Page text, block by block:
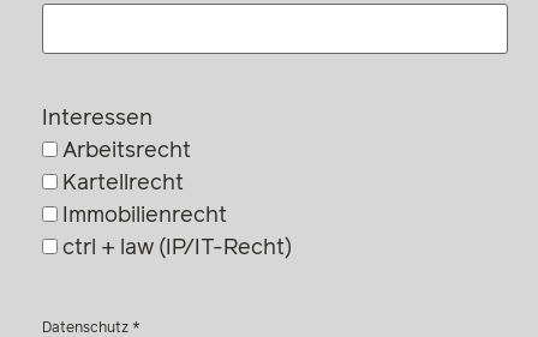
Interessen
Arbeitsrecht
Kartellrecht
Immobilienrecht
ctrl + law (IP/IT-Recht)
Datenschutz *